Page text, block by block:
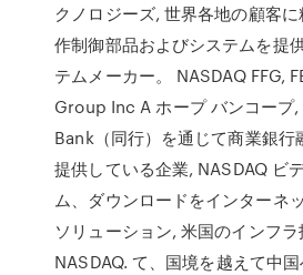
クノロジーズ, 世界各地の顧客
作制御部品およびシステムを提
テムメーカー。 NASDAQ FFG,
Group Inc A ホープ バンコープ
Bank（同行）を通じて商業銀行
提供している企業, NASDAQ ビ
ム、ダウンロードをインターネ
ソリューション, 米国のインフ
NASDAQ. て、国境を越えて中